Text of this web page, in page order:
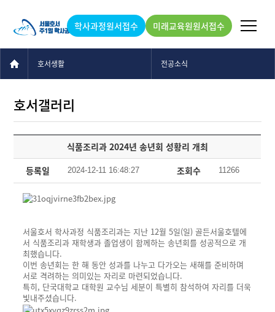
학사과정원서접수 미래교육원원서접수
호서생활 전공소식
호서갤러리
식품조리과 2024년 송년회 성황리 개최
등록일
2024-12-11 16:48:27 조회수 11266
서울호서 학사과정 식품조리과는 지난 12월 5일(일) 골든서울호텔에
서 식품조리과 재학생과 졸업생이 함께하는 송년회를 성공적으로 개
최했습니다.
이번 송년회는 한 해 동안 성과를 나누고 다가오는 새해를 준비하며
서로 격려하는 의미있는 자리로 마련되었습니다.
특히, 단국대학교 대학원 교수님 세분이 특별히 참석하여 자리를 더욱
빛내주셨습니다.